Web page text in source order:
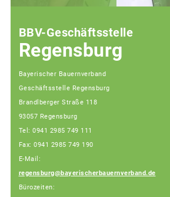
BBV-Geschäftsstelle
Regensburg
Bayerischer Bauernverband
Geschäftsstelle Regensburg
Brandlberger Straße 118
93057 Regensburg
Tel: 0941 2985 749 111
Fax: 0941 2985 749 190
E-Mail:
regensburg@bayerischerbauernverband.de
Bürozeiten: